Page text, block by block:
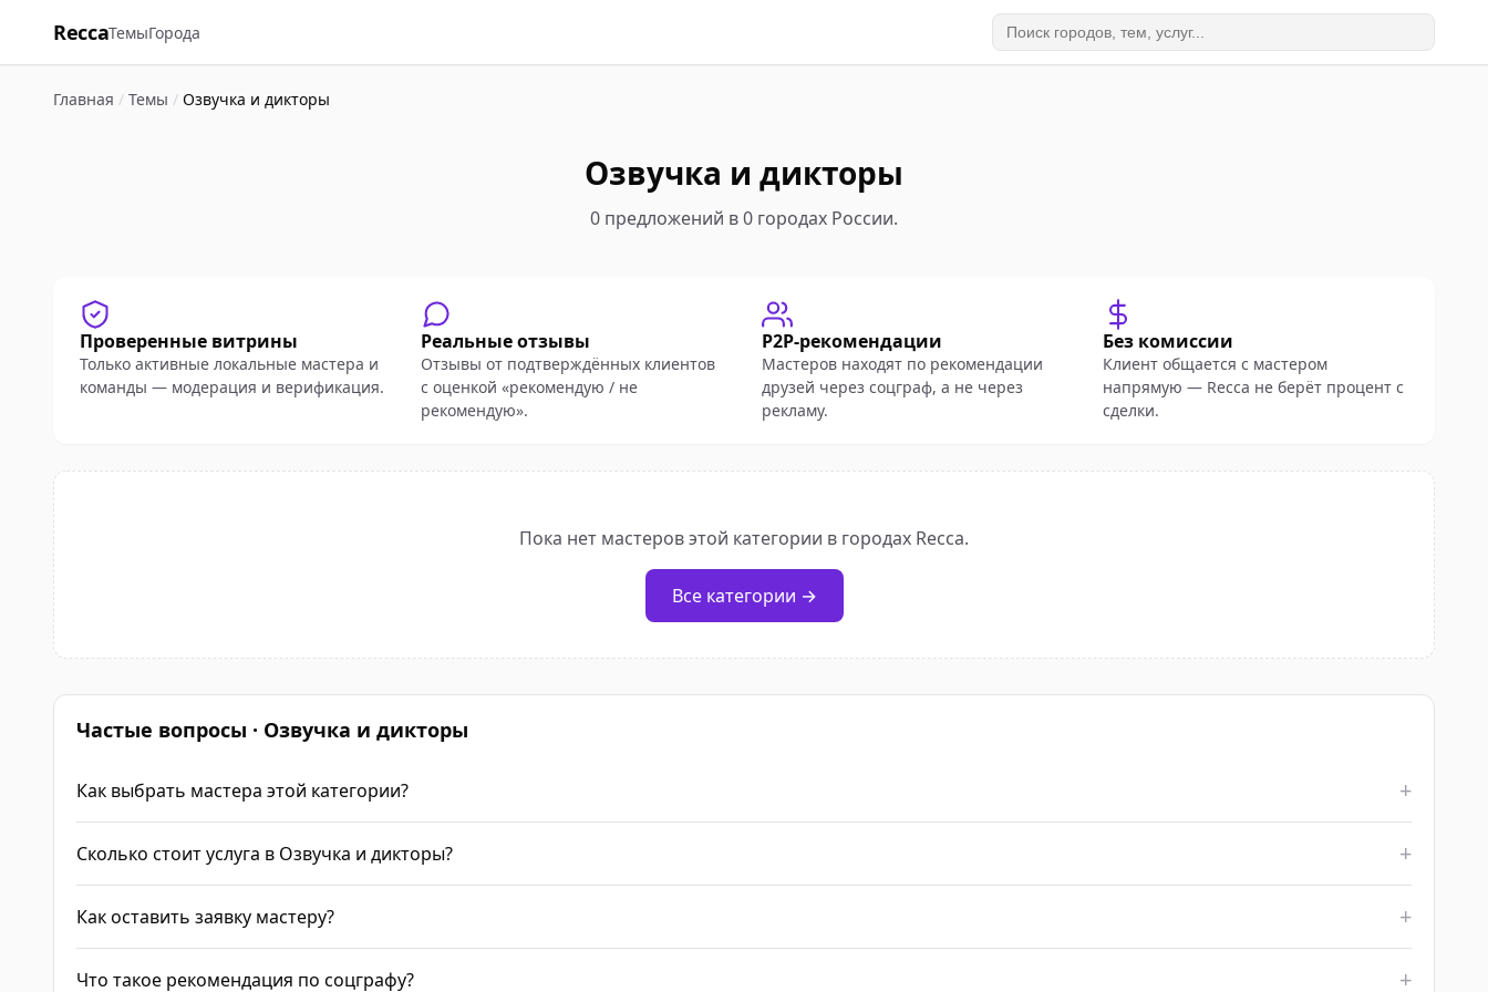
ReccaТемыГорода
Главная / Темы / Озвучка и дикторы
Озвучка и дикторы
0 предложений в 0 городах России.
Проверенные витрины
Только активные локальные мастера и
команды — модерация и верификация.
Реальные отзывы
Отзывы от подтверждённых клиентов
с оценкой «рекомендую / не
рекомендую».
P2P-рекомендации
Мастеров находят по рекомендации
друзей через соцграф, а не через
рекламу.
Без комиссии
Клиент общается с мастером
напрямую — Recca не берёт процент с
сделки.
Пока нет мастеров этой категории в городах Recca.
Все категории →
Частые вопросы · Озвучка и дикторы
Как выбрать мастера этой категории?
Сколько стоит услуга в Озвучка и дикторы?
Как оставить заявку мастеру?
Что такое рекомендация по соцграфу?